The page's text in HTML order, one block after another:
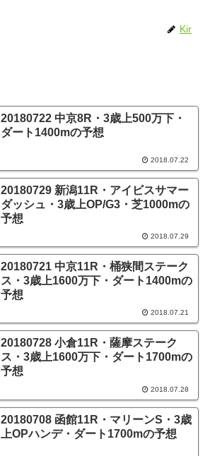
Kir
20180722 中京8R・3歳上500万下・
ダート1400mの予想
2018.07.22
20180729 新潟11R・アイビスサマー
ダッシュ・3歳上OP/G3・芝1000mの
予想
2018.07.29
20180721 中京11R・桶狭間ステーク
ス・3歳上1600万下・ダート1400mの
予想
2018.07.21
20180728 小倉11R・薩摩ステーク
ス・3歳上1600万下・ダート1700mの
予想
2018.07.28
20180708 函館11R・マリーンS・3歳
上OPハンデ・ダート1700mの予想